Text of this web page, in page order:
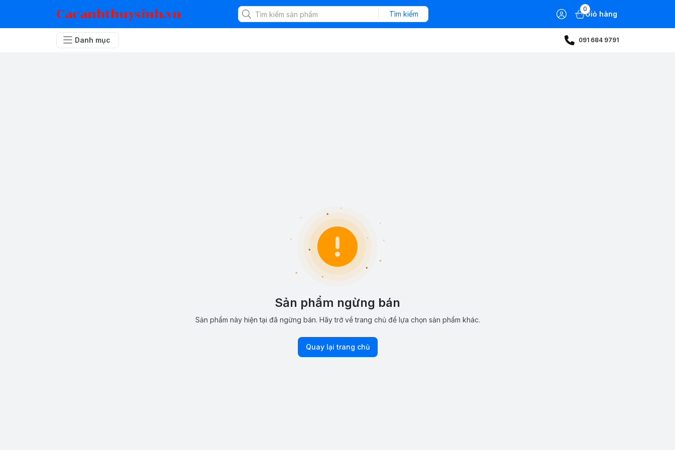
Cacanhthuysinh.vn Tìm kiếm
0
Giỏ hàng
Danh mục 091 684 9791
Sản phẩm ngừng bán
Sản phẩm này hiện tại đã ngừng bán. Hãy trở về trang chủ để lựa chọn sản phẩm khác.
Quay lại trang chủ